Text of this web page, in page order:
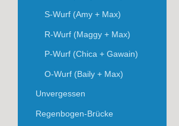
S-Wurf (Amy + Max)
R-Wurf (Maggy + Max)
P-Wurf (Chica + Gawain)
O-Wurf (Baily + Max)
Unvergessen
Regenbogen-Brücke